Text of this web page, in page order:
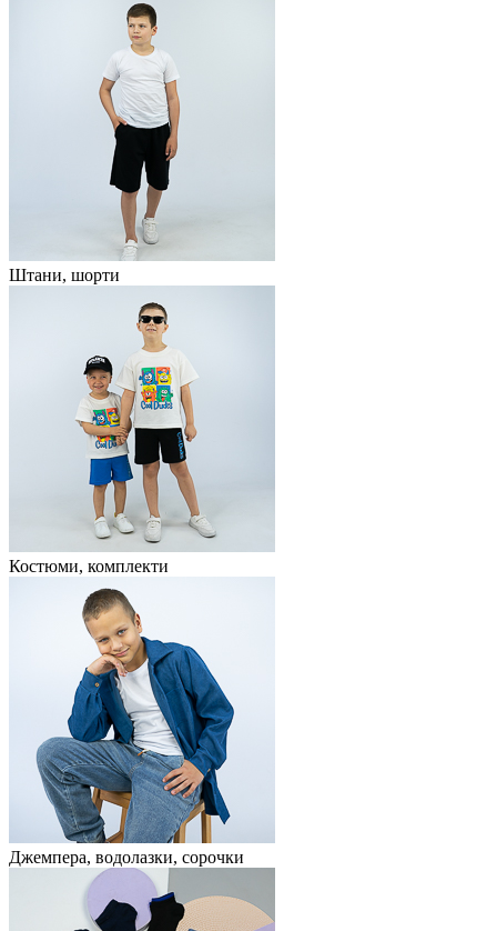
Штани, шорти
Костюми, комплекти
Джемпера, водолазки, сорочки